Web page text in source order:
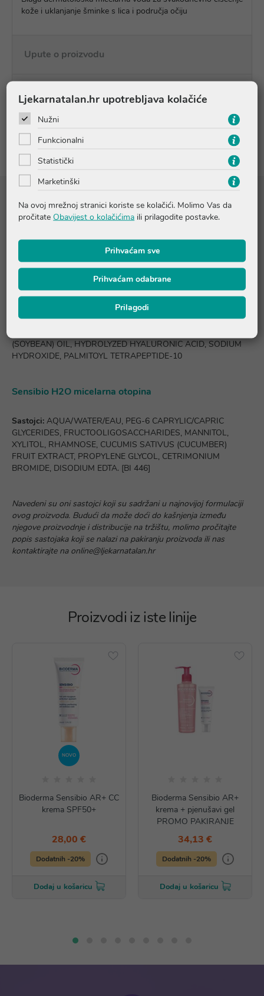
kože i uklanjanje šminke s lica i područja očiju
Upute o proizvodu
Pitanja i odgovori
Recenzije
Sastojci
Sensibio Defensive serum
AQUA/WATER/EAU, GLYCERIN, BUTYLENE GLYCOL,
C15-19 ALKANE, SQUALANE, CELLULOSE, C20-22 ALKYL
PHOSPHATE, C20-22 ALCOHOLS, PENTYLENE GLYCOL, 1,2-
HEXANEDIOL, CAPRYLYL GLYCOL, CARNOSINE,
POLYACRYLATE CROSSPOLYMER-6, MALTODEXTRIN,
XANTHAN GUM, MANNITOL, XYLITOL, TOCOPHEROL, SALVIA
MILTIORRHIZA ROOT EXTRACT, RHAMNOSE,
(SOYBEAN) OIL, HYDROLYZED HYALURONIC ACID, SODIUM
HYDROXIDE, PALMITOYL TETRAPEPTIDE-10
Sensibio H2O micelarna otopina
Sastojci: AQUA/WATER/EAU, PEG-6 CAPRYLIC/CAPRIC
GLYCERIDES, FRUCTOOLIGOSACCHARIDES, MANNITOL,
XYLITOL, RHAMNOSE, CUCUMIS SATIVUS (CUCUMBER)
FRUIT EXTRACT, PROPYLENE GLYCOL, CETRIMONIUM
BROMIDE, DISODIUM EDTA. [BI 446]
Navedeni su oni sastojci koji su sadržani u najnovijoj formulaciji
ovog proizvoda. Budući da može doći do kašnjenja između
njegove proizvodnje i distribucije na tržištu, molimo pročitajte
popis sastojaka koji se nalazi na pakiranju proizvoda ili nas
kontaktirajte na online@ljekarnatalan.hr
Proizvodi iz iste linije
NOVO
Bioderma Sensibio AR+ CC
krema SPF50+
28,00 €
Dodatnih -20%
Dodaj u košaricu
Bioderma Sensibio AR+
krema + pjenušavi gel
PROMO PAKIRANJE
34,13 €
Dodatnih -20%
Dodaj u košaricu
Ljekarnatalan.hr upotrebljava kolačiće
Nužni
Funkcionalni
Statistički
Marketinški
Na ovoj mrežnoj stranici koriste se kolačići. Molimo Vas da
pročitate Obavijest o kolačićima ili prilagodite postavke.
Prihvaćam sve
Prihvaćam odabrane
Prilagodi